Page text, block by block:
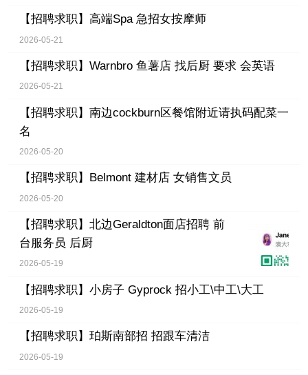
【招聘求职】 高端Spa 急招女按摩师
2026-05-21
【招聘求职】 Warnbro 鱼薯店 找后厨 要求 会英语
2026-05-21
【招聘求职】 南边cockburn区餐馆附近请执码配菜一
名
2026-05-20
【招聘求职】 Belmont 建材店 女销售文员
2026-05-20
【招聘求职】 北边Geraldton面店招聘 前
台服务员 后厨
2026-05-19
【招聘求职】 小房子 Gyprock 招小工\中工\大工
2026-05-19
【招聘求职】 珀斯南部招 招跟车清洁
2026-05-19